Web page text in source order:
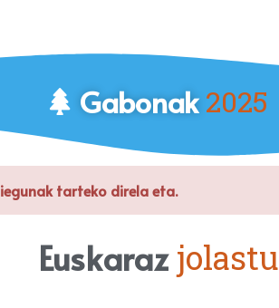
Gabonak 2025
tarteko direla eta.
Euskaraz jolastu